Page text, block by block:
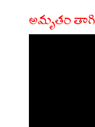
అమృతం